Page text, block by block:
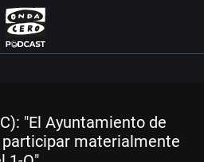
"El Ayuntamiento de
participar materialmente